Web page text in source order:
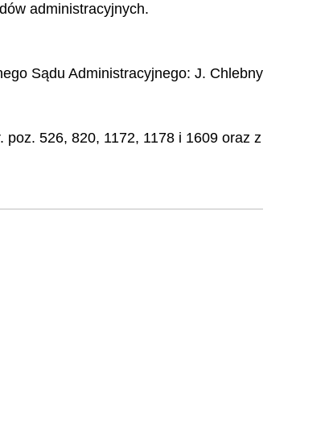
administracyjnych.
Sądu Administracyjnego: J. Chlebny
poz. 526, 820, 1172, 1178 i 1609 oraz z